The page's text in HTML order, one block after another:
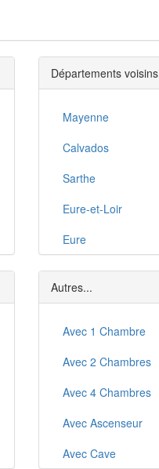
Départements voisins
Mayenne
Calvados
Sarthe
Eure-et-Loir
Eure
Autres...
Avec 1 Chambre
Avec 2 Chambres
Avec 4 Chambres
Avec Ascenseur
Avec Cave